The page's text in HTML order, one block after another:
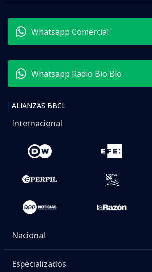
Whatsapp Comercial
Whatsapp Radio Bío Bío
ALIANZAS BBCL
Internacional
Nacional
Especializados